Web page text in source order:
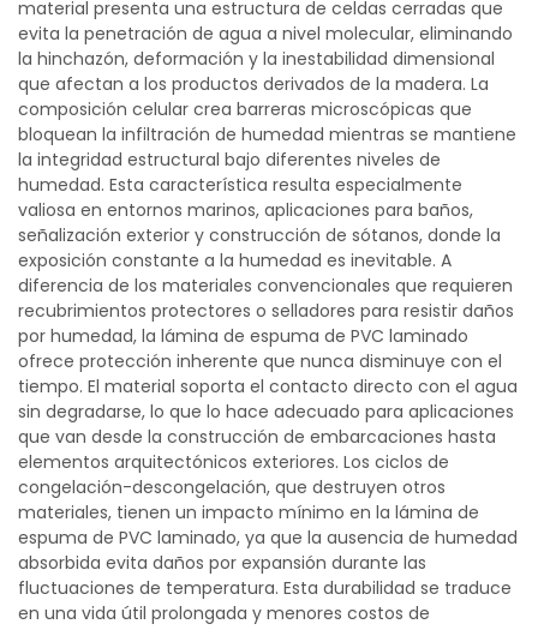
material presenta una estructura de celdas cerradas que
evita la penetración de agua a nivel molecular, eliminando
la hinchazón, deformación y la inestabilidad dimensional
que afectan a los productos derivados de la madera. La
composición celular crea barreras microscópicas que
bloquean la infiltración de humedad mientras se mantiene
la integridad estructural bajo diferentes niveles de
humedad. Esta característica resulta especialmente
valiosa en entornos marinos, aplicaciones para baños,
señalización exterior y construcción de sótanos, donde la
exposición constante a la humedad es inevitable. A
diferencia de los materiales convencionales que requieren
recubrimientos protectores o selladores para resistir daños
por humedad, la lámina de espuma de PVC laminado
ofrece protección inherente que nunca disminuye con el
tiempo. El material soporta el contacto directo con el agua
sin degradarse, lo que lo hace adecuado para aplicaciones
que van desde la construcción de embarcaciones hasta
elementos arquitectónicos exteriores. Los ciclos de
congelación-descongelación, que destruyen otros
materiales, tienen un impacto mínimo en la lámina de
espuma de PVC laminado, ya que la ausencia de humedad
absorbida evita daños por expansión durante las
fluctuaciones de temperatura. Esta durabilidad se traduce
en una vida útil prolongada y menores costos de